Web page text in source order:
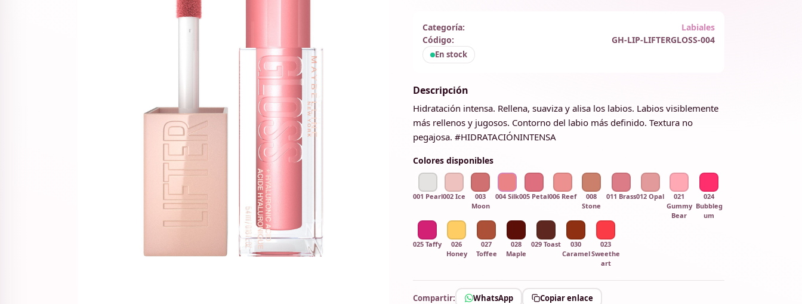
Categoría:
Labiales
Código:
GH-LIP-LIFTERGLOSS-004
En stock
Descripción
Hidratación intensa. Rellena, suaviza y alisa los labios. Labios visiblemente
más rellenos y jugosos. Contorno del labio más definido. Textura no
pegajosa. #HIDRATACIÓNINTENSA
Colores disponibles
001 Pearl002 Ice
003
Moon
004 Silk005 Petal006 Reef
008
Stone
011 Brass012 Opal
021
Gummy
Bear
024
Bubbleg
um
025 Taffy
026
Honey
027
Toffee
028
Maple
029 Toast
030
Caramel
023
Sweethe
art
Compartir: WhatsApp Copiar enlace